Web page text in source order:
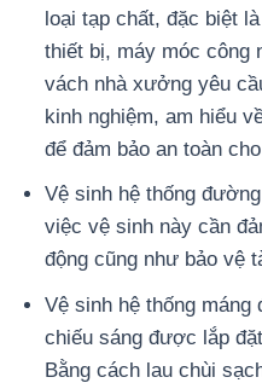
loại tạp chất, đặc biệt
thiết bị, máy móc công
vách nhà xưởng yêu
kinh nghiệm, am hiểu
để đảm bảo an toàn
Vệ sinh hệ thống
việc vệ sinh này cần
động cũng như bảo vệ
Vệ sinh hệ thống máng
chiếu sáng được lắp
Bằng cách lau chùi